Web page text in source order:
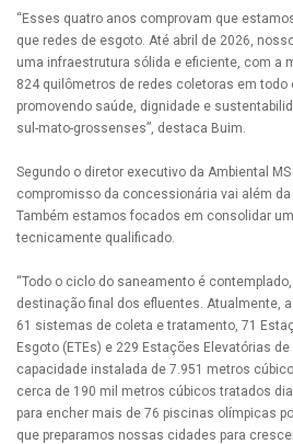
“Esses quatro anos comprovam que
que redes de esgoto. Até abril de 2026,
uma infraestrutura sólida e eficiente, com a
824 quilômetros de redes coletoras em todo
promovendo saúde, dignidade e
sul-mato-grossenses”, destaca Buim.
Segundo o diretor executivo da Ambiental
compromisso da concessionária vai além da
Também estamos focados em consolidar
tecnicamente qualificado.
“Todo o ciclo do saneamento é
destinação final dos efluentes. Atualmente,
61 sistemas de coleta e tratamento, 71
Esgoto (ETEs) e 229 Estações Elevatórias
capacidade instalada de 7.951 metros
cerca de 190 mil metros cúbicos tratados
para encher mais de 76 piscinas olímpicas
que preparamos nossas cidades para